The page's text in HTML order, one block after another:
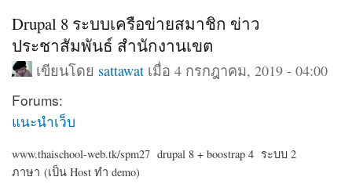
Drupal 8 ระบบเครือข่ายสมาชิก ข่าว
ประชาสัมพันธ์ สำนักงานเขต
เขียนโดย sattawat เมื่อ 4 กรกฎาคม, 2019 - 04:00
Forums:
แนะนำเว็บ
www.thaischool-web.tk/spm27 drupal 8 + boostrap 4 ระบบ 2
ภาษา (เป็น Host ทำ demo)